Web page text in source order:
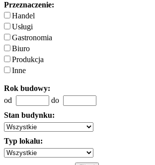
Przeznaczenie:
Handel
Usługi
Gastronomia
Biuro
Produkcja
Inne
Rok budowy:
od
do
Stan budynku:
Typ lokalu: